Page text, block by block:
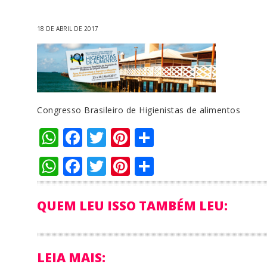
18 DE ABRIL DE 2017
Congresso Brasileiro de Higienistas de alimentos
WhatsApp
Facebook
TwitterPinterest
WhatsApp
Facebook
TwitterPinterest
QUEM LEU ISSO TAMBÉM LEU:
LEIA MAIS: